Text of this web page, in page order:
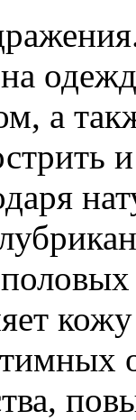
на
а